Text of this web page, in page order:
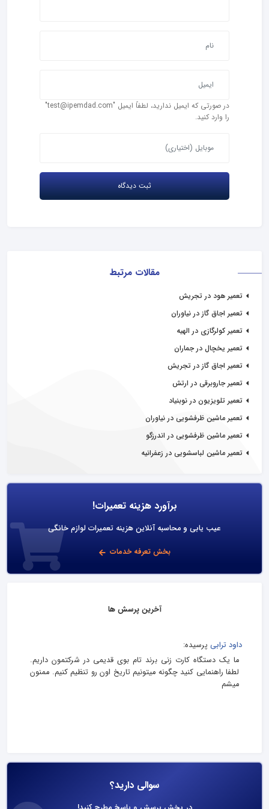
مقالات مرتبط
تعمیر هود در تجریش
تعمیر اجاق گاز در نیاوران
تعمیر کولرگازی در الهیه
تعمیر یخچال در جماران
تعمیر اجاق گاز در تجریش
تعمیر جاروبرقی در ارتش
تعمیر تلویزیون در نوبنیاد
تعمیر ماشین ظرفشویی در نیاوران
تعمیر ماشین ظرفشویی در اندرزگو
تعمیر ماشین لباسشویی در زعفرانیه
برآورد هزینه تعمیرات!
عیب یابی و محاسبه آنلاین هزینه تعمیرات لوازم خانگی
بخش تعرفه خدمات
در صورتی که ایمیل ندارید، لطفاً ایمیل "test@ipemdad.com"
را وارد کنید.
آخرین پرسش ها
داود ترابی پرسیده:
ما یک دستگاه کارت زنی برند تام بوی قدیمی در شرکتمون داریم.
لطفا راهنمایی کنید چگونه میتونیم تاریخ اون رو تنظیم کنیم. ممنون
میشم
سوالی دارید؟